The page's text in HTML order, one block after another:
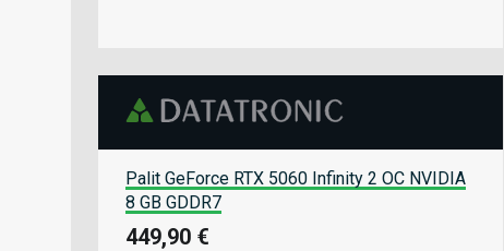
Palit GeForce RTX 5060 Infinity 2 OC NVIDIA
8 GB GDDR7
449,90 €